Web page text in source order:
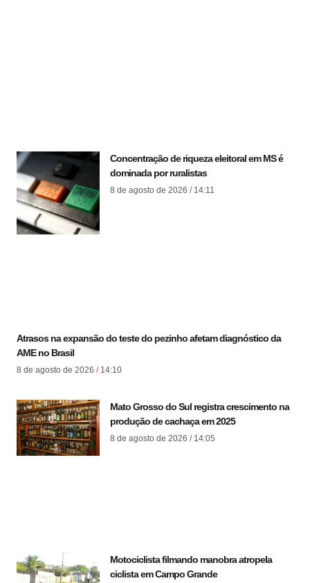
Concentração de riqueza eleitoral em MS é
dominada por ruralistas
8 de agosto de 2026 14:11
Atrasos na expansão do teste do pezinho afetam diagnóstico da
AME no Brasil
8 de agosto de 2026 14:10
Mato Grosso do Sul registra crescimento na
produção de cachaça em 2025
8 de agosto de 2026 14:05
Motociclista filmando manobra atropela
ciclista em Campo Grande